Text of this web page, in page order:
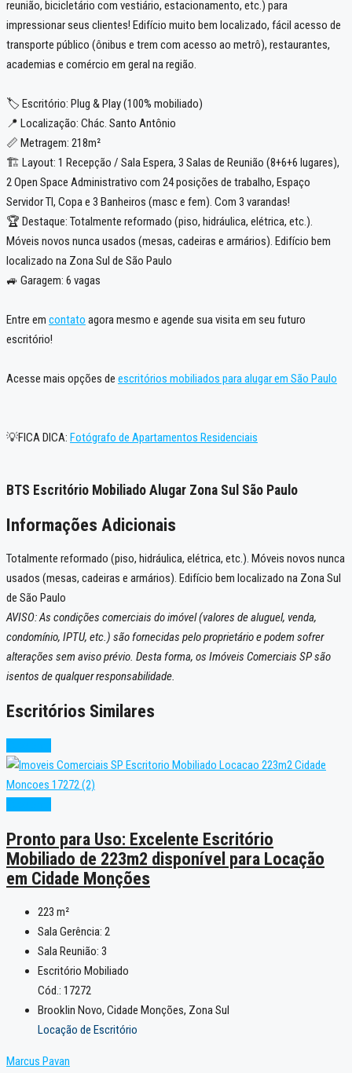
reunião, bicicletário com vestiário, estacionamento, etc.) para
impressionar seus clientes! Edifício muito bem localizado, fácil acesso de
transporte público (ônibus e trem com acesso ao metrô), restaurantes,
academias e comércio em geral na região.
🏷️ Escritório: Plug & Play (100% mobiliado)
📍 Localização: Chác. Santo Antônio
📏 Metragem: 218m²
🏗️ Layout: 1 Recepção / Sala Espera, 3 Salas de Reunião (8+6+6 lugares),
2 Open Space Administrativo com 24 posições de trabalho, Espaço
Servidor TI, Copa e 3 Banheiros (masc e fem). Com 3 varandas!
🏆 Destaque: Totalmente reformado (piso, hidráulica, elétrica, etc.).
Móveis novos nunca usados (mesas, cadeiras e armários). Edifício bem
localizado na Zona Sul de São Paulo
🚙 Garagem: 6 vagas
Entre em contato agora mesmo e agende sua visita em seu futuro
escritório!
Acesse mais opções de escritórios mobiliados para alugar em São Paulo
💡FICA DICA: Fotógrafo de Apartamentos Residenciais
BTS Escritório Mobiliado Alugar Zona Sul São Paulo
Informações Adicionais
Totalmente reformado (piso, hidráulica, elétrica, etc.). Móveis novos nunca
usados (mesas, cadeiras e armários). Edifício bem localizado na Zona Sul
de São Paulo
AVISO: As condições comerciais do imóvel (valores de aluguel, venda,
condomínio, IPTU, etc.) são fornecidas pelo proprietário e podem sofrer
alterações sem aviso prévio. Desta forma, os Imóveis Comerciais SP são
isentos de qualquer responsabilidade.
Escritórios Similares
Pronto para Uso: Excelente Escritório
Mobiliado de 223m2 disponível para Locação
em Cidade Monções
223 m²
Sala Gerência: 2
Sala Reunião: 3
Escritório Mobiliado
Cód.: 17272
Brooklin Novo, Cidade Monções, Zona Sul
Locação de Escritório
Marcus Pavan